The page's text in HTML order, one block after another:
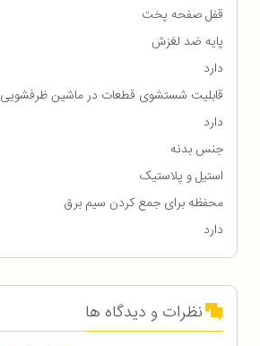
قفل صفحه پخت
پایه ضد لغزش
دارد
قابلیت شستشوی قطعات در ماشین ظرفشویی
دارد
جنس بدنه
استیل و پلاستیک
محفظه برای جمع كردن سیم برق
دارد
نظرات و دیدگاه ها